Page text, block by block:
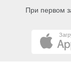
При первом